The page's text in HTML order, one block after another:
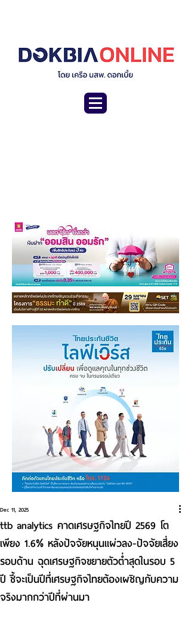
ttb analytics คาดเศรษฐกิจไทยปี 2569 โต
เพียง 1.6% หลังปัจจัยหนุนแผ่วลง-ปัจจัยเสี่ยง
รอบด้าน ฉุดเศรษฐกิจขยายตัวต่ำสุดในรอบ 5
ปี ชี้จะเป็นปีที่เศรษฐกิจไทยต้องเผชิญกับความ
จริงมากกว่าปีที่ผ่านมา
Dec 11, 2025